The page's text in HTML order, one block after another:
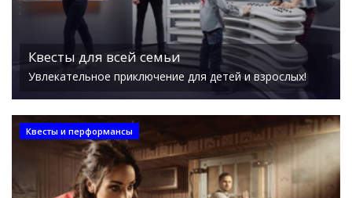
Квесты для всей семьи
Увлекательное приключение для детей и взрослых!
Квесты и перформансы